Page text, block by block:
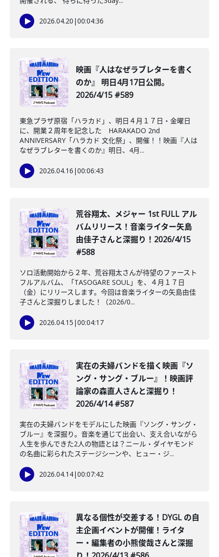
2026.04.20 |00:04:36
映画『人はなぜラブレターを書く
のか』 明日4月17日公開。
2026/4/15 #589
東急プラザ原宿「ハラカド」、明日４月１７日・金曜日
に、開業２周年を記念した HARAKADO 2nd
ANNIVERSARY「ハラカド 文化祭」、開催！！映画『人は
なぜラブレターを書くのか』明日、4月...
2026.04.16 |00:06:43
荒谷翔太、メジャー 1st FULL アル
バムリリース！音楽ライター矢島
由佳子さんと深掘り！2026/4/15
#588
ソロ活動開始から２年、荒谷翔太さんが待望のファースト
フルアルバム、「TASOGARE SOUL」を、４月１７日
（金）にリリースします。今回は音楽ライターの矢島由佳
子さんと深掘りしました！（2026/0...
2026.04.15 |00:04:17
実在の夫婦バンドを描く映画『ソ
ング・サング・ブルー』！映画評
論家の森直人さんと深掘り！
2026/4/14 #587
実在の夫婦バンドをモデルにした映画『ソング・サング・
ブルー』を深掘り。音楽を通じて出会い、支え合いながら
人生を歩んできた2人の物語とは？ニール・ダイヤモンド
の名曲に彩られたステージシーンや、ヒュー・ジ...
2026.04.14|00:07:42
異なる個性が交差する！DYGL の自
主企画イベントが開催！ライタ
ー・編集者の小熊俊哉さんと深掘